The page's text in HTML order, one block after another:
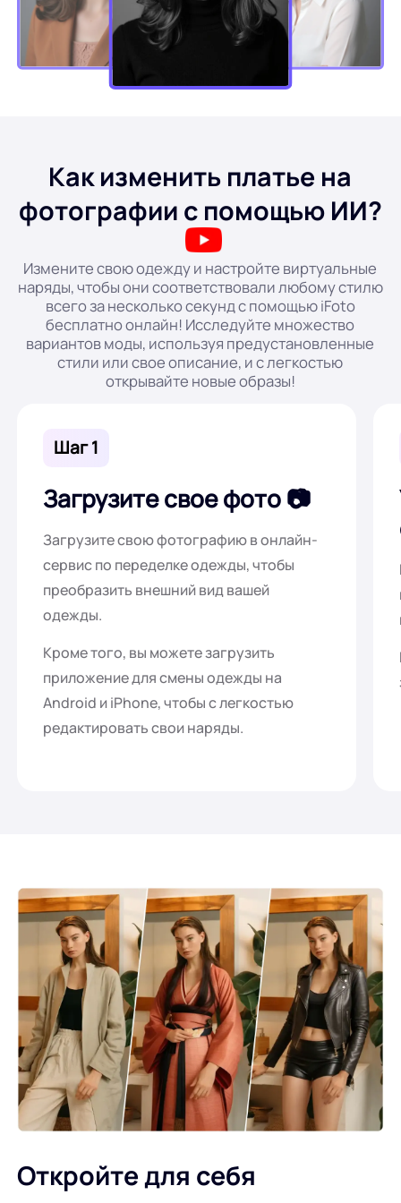
WORD в JPG
Как изменить платье на
фотографии с помощью ИИ?
Измените свою одежду и настройте виртуальные
наряды, чтобы они соответствовали любому стилю
всего за несколько секунд с помощью iFoto
бесплатно онлайн! Исследуйте множество
вариантов моды, используя предустановленные
стили или свое описание, и с легкостью
открывайте новые образы!
Шаг 1
Загрузите свое фото
Загрузите свою фотографию в онлайн-
сервис по переделке одежды, чтобы
преобразить внешний вид вашей
одежды.
Кроме того, вы можете загрузить
приложение для смены одежды на
Android и iPhone, чтобы с легкостью
редактировать свои наряды.
Откройте для себя